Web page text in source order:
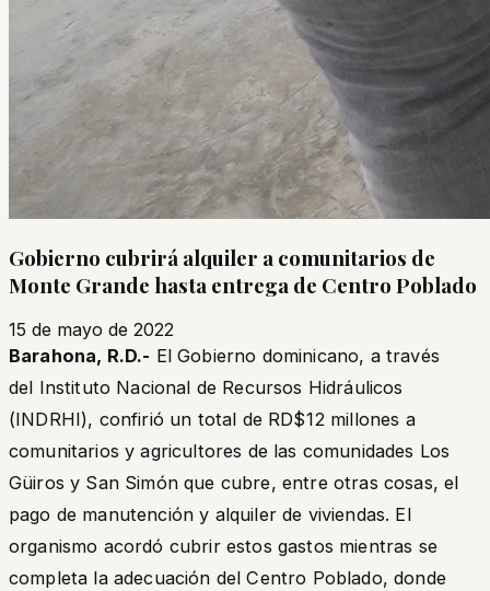
Gobierno cubrirá alquiler a comunitarios de
Monte Grande hasta entrega de Centro Poblado
15 de mayo de 2022
Barahona, R.D.- El Gobierno dominicano, a través
del Instituto Nacional de Recursos Hidráulicos
(INDRHI), confirió un total de RD$12 millones a
comunitarios y agricultores de las comunidades Los
Güiros y San Simón que cubre, entre otras cosas, el
pago de manutención y alquiler de viviendas. El
organismo acordó cubrir estos gastos mientras se
completa la adecuación del Centro Poblado, donde